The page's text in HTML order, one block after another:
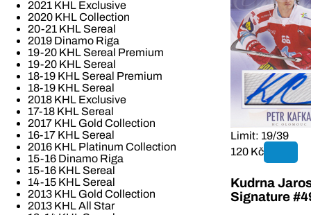
2021 KHL Exclusive
2020 KHL Collection
20-21 KHL Sereal
2019 Dinamo Riga
19-20 KHL Sereal Premium
19-20 KHL Sereal
18-19 KHL Sereal Premium
18-19 KHL Sereal
2018 KHL Exclusive
17-18 KHL Sereal
2017 KHL Gold Collection
16-17 KHL Sereal
2016 KHL Platinum Collection
15-16 Dinamo Riga
15-16 KHL Sereal
14-15 KHL Sereal
2013 KHL Gold Collection
2013 KHL All Star
Limit: 19/39
120 Kč
Kudrna
Signature